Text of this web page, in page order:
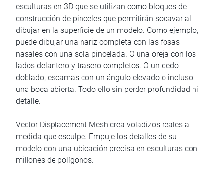
esculturas en 3D que se utilizan como bloques de
construcción de pinceles que permitirán socavar al
dibujar en la superficie de un modelo. Como ejemplo,
puede dibujar una nariz completa con las fosas
nasales con una sola pincelada. O una oreja con los
lados delantero y trasero completos. O un dedo
doblado, escamas con un ángulo elevado o incluso
una boca abierta. Todo ello sin perder profundidad ni
detalle.
Vector Displacement Mesh crea voladizos reales a
medida que esculpe. Empuje los detalles de su
modelo con una ubicación precisa en esculturas con
millones de polígonos.